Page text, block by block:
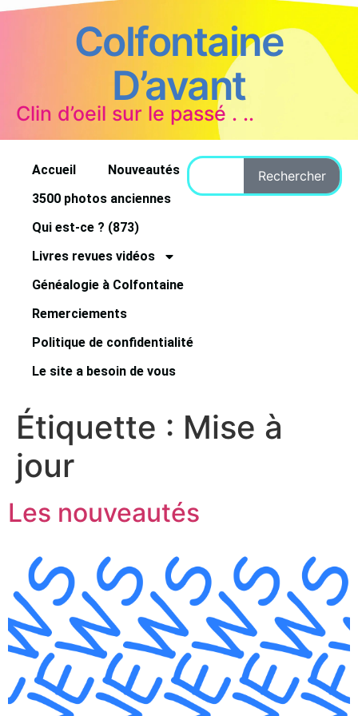
Colfontaine
D’avant
Clin d’oeil sur le passé . ..
Accueil
Nouveautés
3500 photos anciennes
Qui est-ce ? (873)
Livres revues vidéos
Généalogie à Colfontaine
Remerciements
Politique de confidentialité
Le site a besoin de vous
Rechercher
Étiquette : Mise à
jour
Les nouveautés